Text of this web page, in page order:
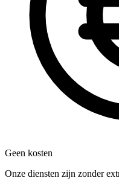
Geen kosten
Onze diensten zijn zonder